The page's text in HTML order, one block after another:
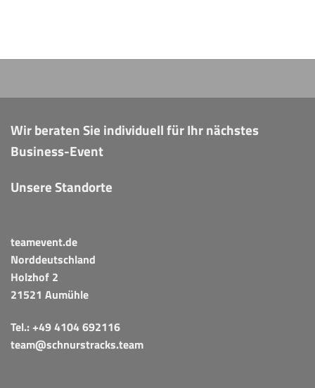
Wir beraten Sie individuell für Ihr nächstes
Business-Event
Unsere Standorte
teamevent.de
Norddeutschland
Holzhof 2
21521 Aumühle
Tel.:+49 4104 692116
team@schnurstracks.team